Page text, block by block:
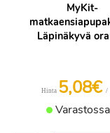
MyKit-
Läpinäkyvä
Hinta 5,08€ /
Varastossa